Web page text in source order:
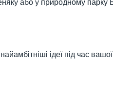
або у природному парку
ідеї під час